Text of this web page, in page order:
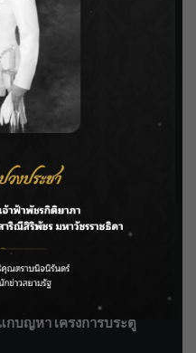
น้ำปิง รับมวลน้ำเหนือ ย้ำ
สับทุกจังหวะ ชวนแฟนๆ
ก้ปัญหาโครงการประตู